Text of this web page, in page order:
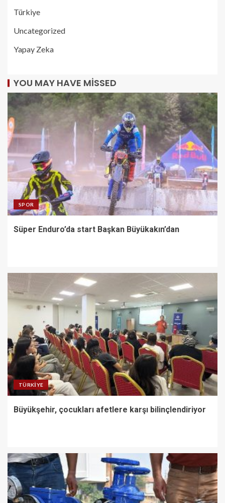
Türkiye
Uncategorized
Yapay Zeka
YOU MAY HAVE MISSED
SPOR
Süper Enduro’da start Başkan Büyükakın’dan
TÜRKIYE
Büyükşehir, çocukları afetlere karşı bilinçlendiriyor